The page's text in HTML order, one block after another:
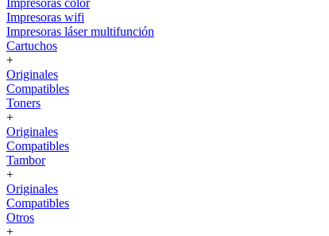
Impresoras color
Impresoras wifi
Impresoras láser multifunción
Cartuchos
+
Originales
Compatibles
Toners
+
Originales
Compatibles
Tambor
+
Originales
Compatibles
Otros
+